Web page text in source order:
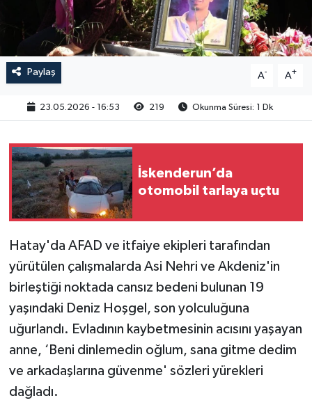
Paylaş A- A+
23.05.2026 - 16:53 219 Okunma Süresi: 1 Dk
İskenderun’da
otomobil tarlaya uçtu
Hatay'da AFAD ve itfaiye ekipleri tarafından
yürütülen çalışmalarda Asi Nehri ve Akdeniz'in
birleştiği noktada cansız bedeni bulunan 19
yaşındaki Deniz Hoşgel, son yolculuğuna
uğurlandı. Evladının kaybetmesinin acısını yaşayan
anne, ‘Beni dinlemedin oğlum, sana gitme dedim
ve arkadaşlarına güvenme' sözleri yürekleri
dağladı.